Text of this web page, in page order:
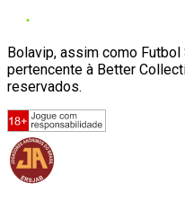
Bolavip, assim como
pertencente à Better
reservados.